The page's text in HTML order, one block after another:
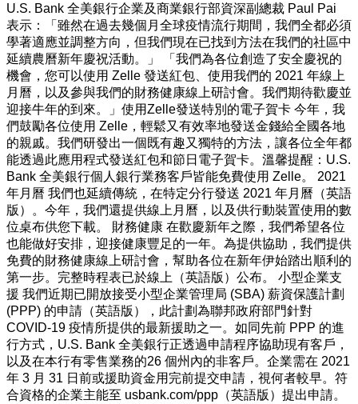
年
帶
來
無
限
可
能
與
機
會，
令
人
期
待。
在
U.S.
Bank
全
美
銀
行，
我
們
提
U.S. Bank 全美銀行企業及商業銀行部資深副總裁 Paul Pai
表示：「雖然在過去幾個月全球疫情流行期間，我們全都必須
學著適應並調整方向，但我們現在已找到方法在我們的社區中
延續農曆新年慶祝活動。」 「我們為各位創造了安全慶祝的
機會，您可以使用 Zelle 發送紅包、使用我們的 2021 年線上
月曆，以及參與我們的財務健康線上研討會。我們期待歡慶並
迎接牛年的到來。」使用Zelle發送特別的電子賀卡 今年，我
們鼓勵各位使用 Zelle，輕鬆又有效率地發送金錢給全國各地
的親戚。我們研發出一個既有趣又獨特的方法，讓各位全年都
能透過此應用程式發送紅包和節日電子賀卡。溫馨提醒：U.S.
Bank 全美銀行個人銀行業務客戶皆能免費使用 Zelle。 2021
年月曆 我們也延續傳統，在特定分行發送 2021 年月曆（英語
版）。今年，我們還提供線上月曆，以及供行動裝置使用的數
位桌布供您下載。 財務健康 在歡慶新年之際，我們希望各位
也能做好安排，迎接健康豐足的一年。為提供協助，我們提供
免費的財務健康線上研討會，幫助各位在新年伊始踏出順利的
第一步。完整時程表已於線上（英語版）公布。 小型企業支
援 我們近期已開放接受小型企業管理局 (SBA) 薪資保護計劃
(PPP) 的申請（英語版），此計劃為聯邦政府部門針對
COVID-19 疫情所提供的最新援助之一。如同先前 PPP 的進
行方式，U.S. Bank 全美銀行正透過申請程序協助現有客戶，
以及在本行有零售業務的26 個州內的非客戶。企業需在 2021
年 3 月 31 日前或援助資金用完前提交申請，視何者較早。符
合資格的企業主能至 usbank.com/ppp（英語版）提出申請。